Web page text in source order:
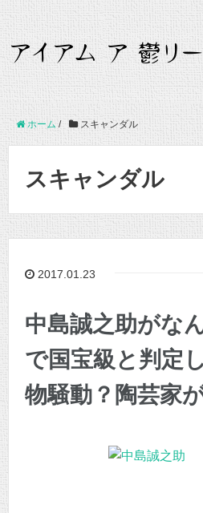
ホーム / スキャンダル
スキャンダル
2017.01.23
中島誠之助がな
で国宝級と判定
物騒動？陶芸家